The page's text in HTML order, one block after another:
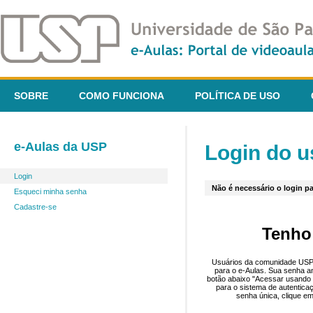
SOBRE COMO FUNCIONA POLÍTICA DE USO
e-Aulas da USP
Login
Esqueci minha senha
Cadastre-se
Login do
Não é necessário o login
Usuários da comunidade
para o e-Aulas. Sua senha
botão abaixo "Acessar
para o sistema de
senha única, clique